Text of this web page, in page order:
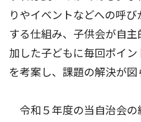
りやイベントなどへの呼
する仕組み、子供会が自
加した子どもに毎回ポイ
を考案し、課題の解決が図
令和５年度の当自治会の